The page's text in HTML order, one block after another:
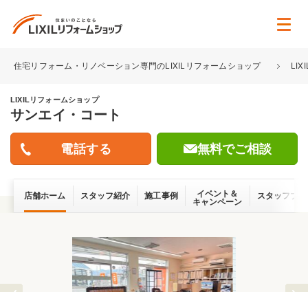
住宅リフォーム・リノベーション専門のLIXILリフォームショップ
LIXILリフォームショップ
サンエイ・コート
無料でご相談
店舗ホーム スタッフ紹介 施工事例
イベント＆
キャンペーン
スタッフブ